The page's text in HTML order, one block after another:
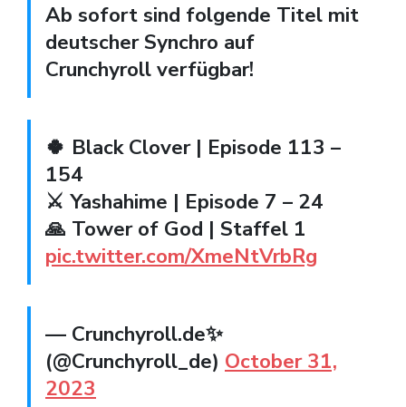
Ab sofort sind folgende Titel mit
deutscher Synchro auf
Crunchyroll verfügbar!
🍀 Black Clover | Episode 113 –
154
⚔️ Yashahime | Episode 7 – 24
🙏 Tower of God | Staffel 1
pic.twitter.com/XmeNtVrbRg
— Crunchyroll.de✨
(@Crunchyroll_de) October 31,
2023